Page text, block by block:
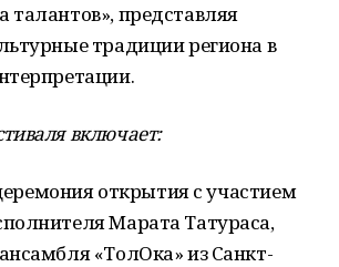
талантов», представляя
традиции региона в
включает:
открытия с участием
Марата Татураса,
«ТолОка» из Санкт-